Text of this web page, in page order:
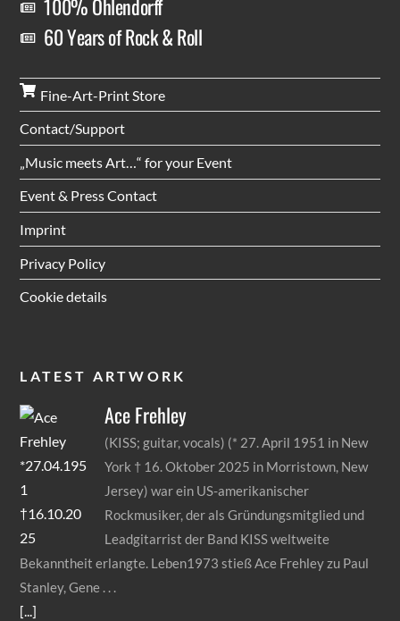
100% Ohlendorff
60 Years of Rock & Roll
Fine-Art-Print Store
Contact/Support
„Music meets Art…“ for your Event
Event & Press Contact
Imprint
Privacy Policy
Cookie details
LATEST ARTWORK
AceFrehley
(KISS; guitar, vocals) (* 27. April 1951 in New
York † 16. Oktober 2025 in Morristown, New
Jersey) war ein US-amerikanischer
Rockmusiker, der als Gründungsmitglied und
Leadgitarrist der Band KISS weltweite
Bekanntheit erlangte. Leben1973 stieß Ace Frehley zu Paul
Stanley, Gene
[...]